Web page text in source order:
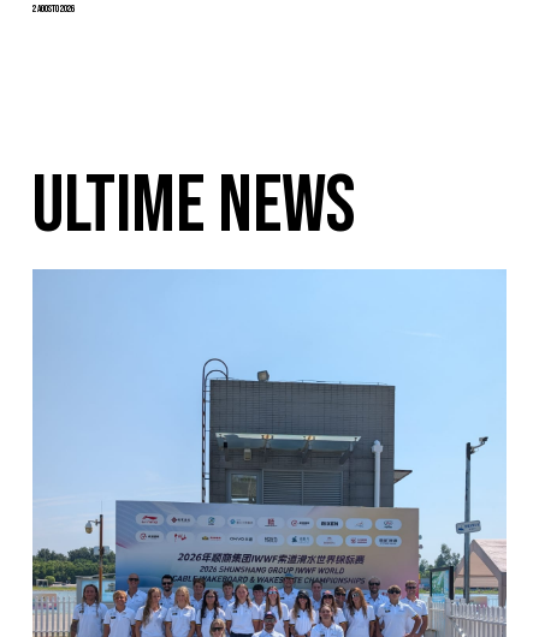
2 Agosto 2026
ULTIME NEWS